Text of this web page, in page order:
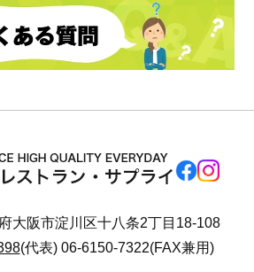
大阪市淀川区十八条2丁目18-108
(代表) 06-6150-7322(FAX兼用)